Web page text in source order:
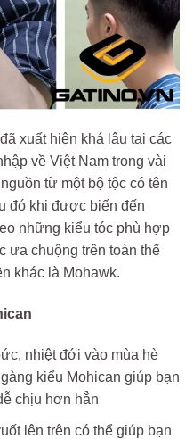
xuất hiện khá lâu tại các
về Việt Nam trong vài
từ một bộ tộc có tên
đó khi được biến đến
những kiểu tóc phù hợp
ưa chuộng trên toàn thế
khác là Mohawk.
nhiệt đới vào mùa hè
kiểu Mohican giúp bạn
chịu hơn hẳn
lên trên có thể giúp bạn